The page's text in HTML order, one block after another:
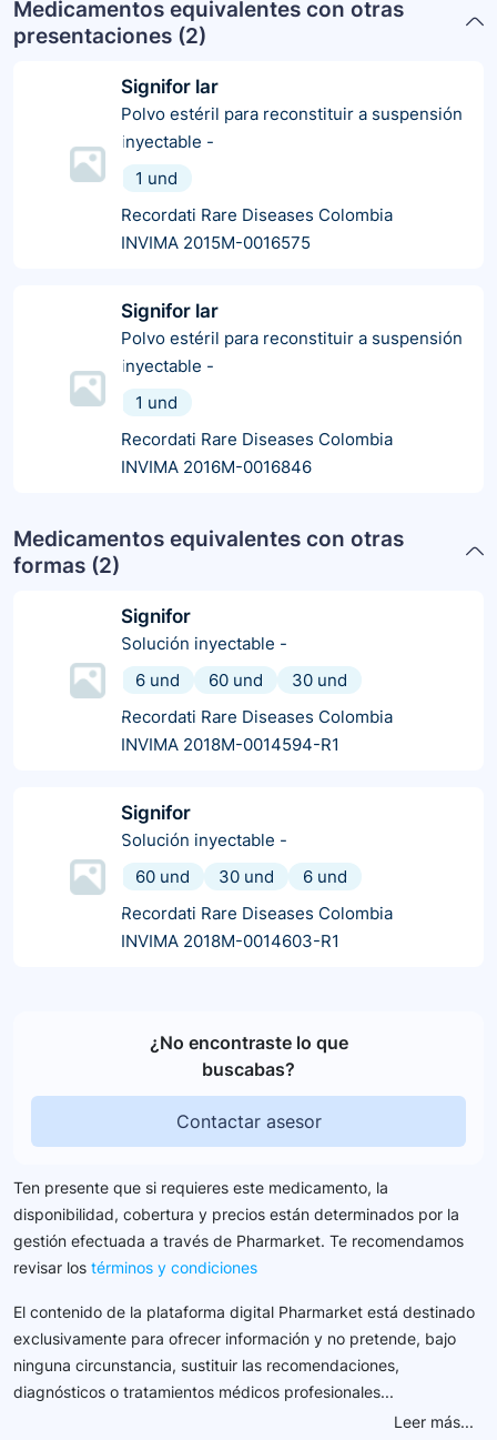
Medicamentos equivalentes con otras
presentaciones (2)
Signifor lar
Polvo estéril para reconstituir a suspensión
inyectable -
1 und
Recordati Rare Diseases Colombia
INVIMA 2015M-0016575
Signifor lar
Polvo estéril para reconstituir a suspensión
inyectable -
1 und
Recordati Rare Diseases Colombia
INVIMA 2016M-0016846
Medicamentos equivalentes con otras
formas (2)
Signifor
Solución inyectable -
6 und
60 und
30 und
Recordati Rare Diseases Colombia
INVIMA 2018M-0014594-R1
Signifor
Solución inyectable -
60 und
30 und
6 und
Recordati Rare Diseases Colombia
INVIMA 2018M-0014603-R1
¿No encontraste lo que
buscabas?
Contactar asesor
Ten presente que si requieres este medicamento, la
disponibilidad, cobertura y precios están determinados por la
gestión efectuada a través de Pharmarket. Te recomendamos
revisar los términos y condiciones
El contenido de la plataforma digital Pharmarket está destinado
exclusivamente para ofrecer información y no pretende, bajo
ninguna circunstancia, sustituir las recomendaciones,
diagnósticos o tratamientos médicos profesionales...
Leer más...